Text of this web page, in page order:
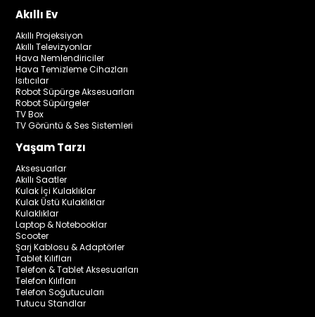
Akıllı Ev
Akıllı Projeksiyon
Akıllı Televizyonlar
Hava Nemlendiriciler
Hava Temizleme Cihazları
Isıtıcılar
Robot Süpürge Aksesuarları
Robot Süpürgeler
TV Box
TV Görüntü & Ses Sistemleri
Yaşam Tarzı
Aksesuarlar
Akıllı Saatler
Kulak İçi Kulaklıklar
Kulak Üstü Kulaklıklar
Kulaklıklar
Laptop & Notebooklar
Scooter
Şarj Kablosu & Adaptörler
Tablet Kılıfları
Telefon & Tablet Aksesuarları
Telefon Kılıfları
Telefon Soğutucuları
Tutucu Standlar